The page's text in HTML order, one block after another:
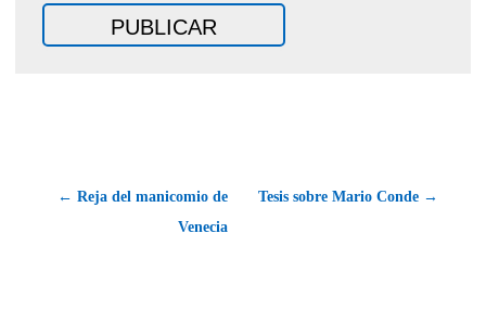
← Reja del manicomio de
Venecia
Tesis sobre Mario Conde →